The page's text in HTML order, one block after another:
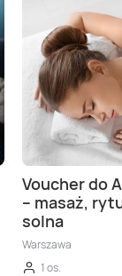
Voucher do
– masaż,
solna
Warszawa
1 os.